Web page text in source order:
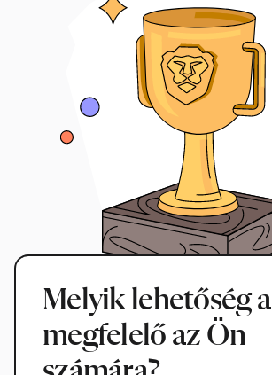
Melyik lehetőség a
megfelelő az Ön